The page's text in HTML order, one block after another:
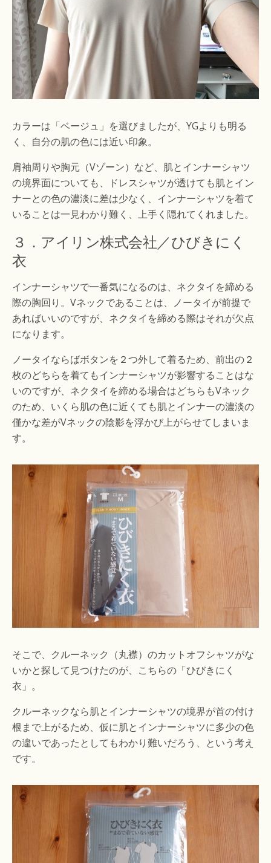
カラーは「ベージュ」を選びましたが、YGよりも明る
く、自分の肌の色には近い印象。
肩袖周りや胸元（Vゾーン）など、肌とインナーシャツ
の境界面についても、ドレスシャツが透けても肌とイン
ナーとの色の濃淡に差は少なく、インナーシャツを着て
いることは一見わかり難く、上手く隠れてくれました。
３．アイリン株式会社／ひびきにく
衣
インナーシャツで一番気になるのは、ネクタイを締める
際の胸回り。Vネックであることは、ノータイが前提で
あればいいのですが、ネクタイを締める際はそれが欠点
になります。
ノータイならばボタンを２つ外して着るため、前出の２
枚のどちらを着てもインナーシャツが影響することはな
いのですが、ネクタイを締める場合はどちらもVネック
のため、いくら肌の色に近くても肌とインナーの濃淡の
僅かな差がVネックの陰影を浮かび上がらせてしまいま
す。
そこで、クルーネック（丸襟）のカットオフシャツがな
いかと探して見つけたのが、こちらの「ひびきにく
衣」。
クルーネックなら肌とインナーシャツの境界が首の付け
根まで上がるため、仮に肌とインナーシャツに多少の色
の違いであったとしてもわかり難いだろう、という考え
です。